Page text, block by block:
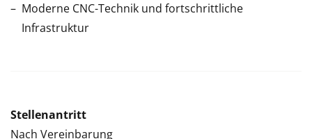
Moderne CNC-Technik und fortschrittliche
Infrastruktur
Stellenantritt
Nach Vereinbarung